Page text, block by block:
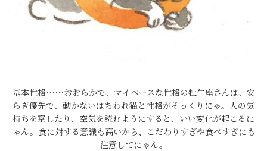
基本性格……おおらかで、マイペースな性格の牡牛座さんは、安
らぎ優先で、動かないはちわれ猫と性格がそっくりにゃ。人の気
持ちを察したり、空気を読むようにすると、いい変化が起こるに
ゃん。食に対する意識も高いから、こだわりすぎや食べすぎにも
注意してにゃん。